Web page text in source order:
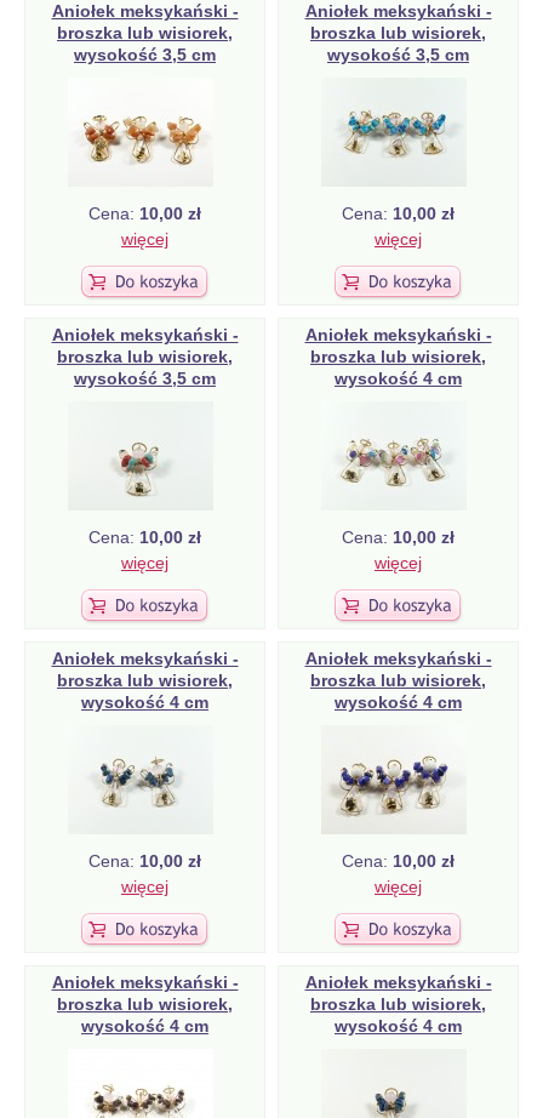
Aniołek meksykański -
broszka lub wisiorek,
wysokość 3,5 cm
Cena: 10,00 zł
więcej
Aniołek meksykański -
broszka lub wisiorek,
wysokość 3,5 cm
Cena: 10,00 zł
więcej
Aniołek meksykański -
broszka lub wisiorek,
wysokość 3,5 cm
Cena: 10,00 zł
więcej
Aniołek meksykański -
broszka lub wisiorek,
wysokość 4 cm
Cena: 10,00 zł
więcej
Aniołek meksykański -
broszka lub wisiorek,
wysokość 4 cm
Cena: 10,00 zł
więcej
Aniołek meksykański -
broszka lub wisiorek,
wysokość 4 cm
Cena: 10,00 zł
więcej
Aniołek meksykański -
broszka lub wisiorek,
wysokość 4 cm
Aniołek meksykański -
broszka lub wisiorek,
wysokość 4 cm